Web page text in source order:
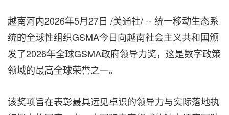
越南河内2026年5月27日 /美通社/ -- 统一移动生态系
统的全球性组织GSMA今日向越南社会主义共和国颁
发了2026年全球GSMA政府领导力奖，这是数字政策
领域的最高全球荣誉之一。
该奖项旨在表彰最具远见卓识的领导力与实际落地执